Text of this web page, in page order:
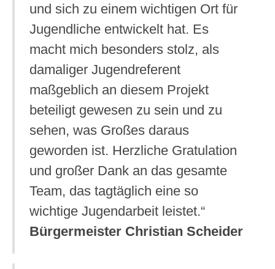
und sich zu einem wichtigen Ort für
Jugendliche entwickelt hat. Es
macht mich besonders stolz, als
damaliger Jugendreferent
maßgeblich an diesem Projekt
beteiligt gewesen zu sein und zu
sehen, was Großes daraus
geworden ist. Herzliche Gratulation
und großer Dank an das gesamte
Team, das tagtäglich eine so
wichtige Jugendarbeit leistet.“
Bürgermeister Christian Scheider